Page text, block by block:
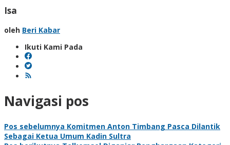
Isa
oleh Beri Kabar
Ikuti Kami Pada
Navigasi pos
Pos sebelumnya Komitmen Anton Timbang Pasca Dilantik
Sebagai Ketua Umum Kadin Sultra